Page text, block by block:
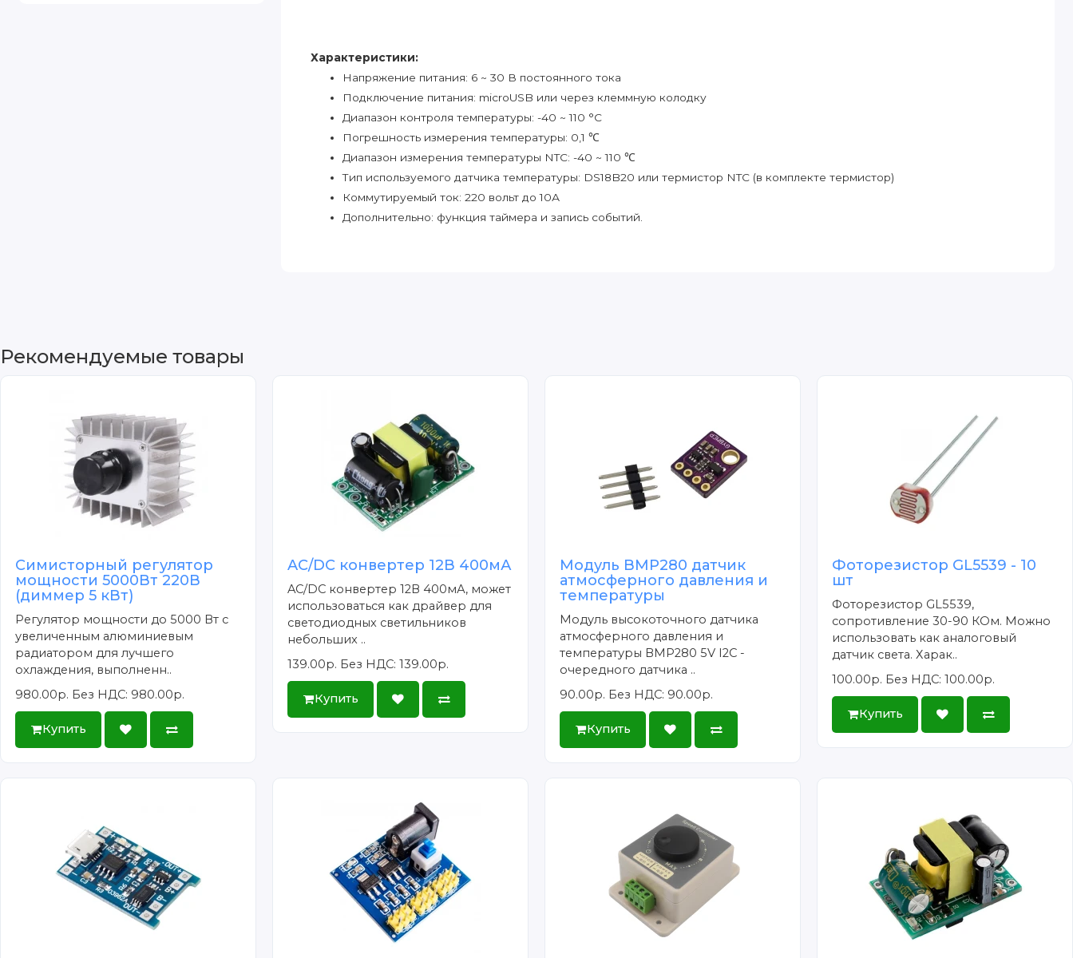
Характеристики:
Напряжение питания: 6 ~ 30 В постоянного тока
Подключение питания: microUSB или через клеммную колодку
Диапазон контроля температуры: -40 ~ 110 °C
Погрешность измерения температуры: 0,1 ℃
Диапазон измерения температуры NTC: -40 ~ 110 ℃
Тип используемого датчика температуры: DS18B20 или термистор NTC (в комплекте термистор)
Коммутируемый ток: 220 вольт до 10А
Дополнительно: функция таймера и запись событий.
Рекомендуемые товары
Симисторный регулятор
мощности 5000Вт 220В
(диммер 5 кВт)
Регулятор мощности до 5000 Вт с
увеличенным алюминиевым
радиатором для лучшего
охлаждения, выполненн..
980.00р. Без НДС: 980.00р.
Купить
AC/DC конвертер 12В 400мА
AC/DC конвертер 12В 400мА, может
использоваться как драйвер для
светодиодных светильников
небольших ..
139.00р. Без НДС: 139.00р.
Купить
Модуль BMP280 датчик
атмосферного давления и
температуры
Модуль высокоточного датчика
атмосферного давления и
температуры BMP280 5V I2C -
очередного датчика ..
90.00р. Без НДС: 90.00р.
Купить
Фоторезистор GL5539 - 10
шт
Фоторезистор GL5539,
сопротивление 30-90 КОм. Можно
использовать как аналоговый
датчик света. Харак..
100.00р. Без НДС: 100.00р.
Купить